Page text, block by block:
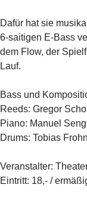
Dafür hat sie
6-saitigen E-Bass
dem Flow, der
Lauf.
Bass und
Reeds: Gregor
Piano: Manuel Seng
Drums: Tobias
Veranstalter:
Eintritt: 18,- /